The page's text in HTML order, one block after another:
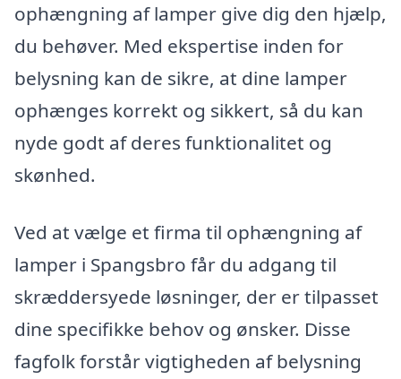
ophængning af lamper give dig den hjælp,
du behøver. Med ekspertise inden for
belysning kan de sikre, at dine lamper
ophænges korrekt og sikkert, så du kan
nyde godt af deres funktionalitet og
skønhed.
Ved at vælge et firma til ophængning af
lamper i Spangsbro får du adgang til
skræddersyede løsninger, der er tilpasset
dine specifikke behov og ønsker. Disse
fagfolk forstår vigtigheden af belysning